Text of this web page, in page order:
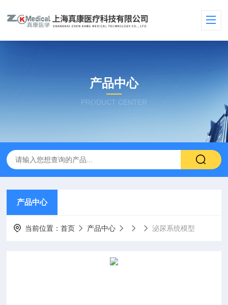
产品中心
PRODUCT CENTER
产品中心
当前位置：首页 产品中心 泌尿系统模型